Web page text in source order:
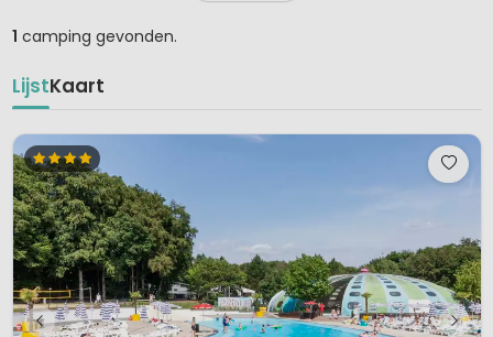
1 camping gevonden.
LijstKaart